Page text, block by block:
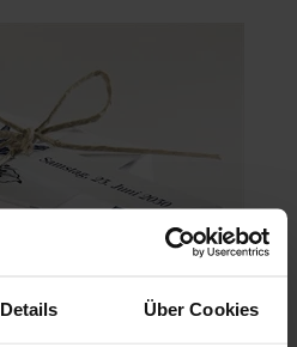
Details Über Cookies